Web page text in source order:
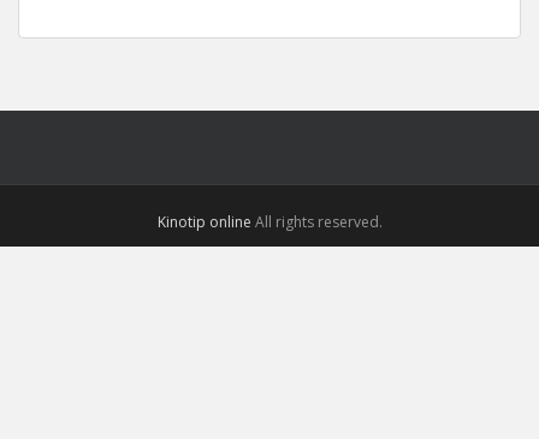
Kinotip online All rights reserved.